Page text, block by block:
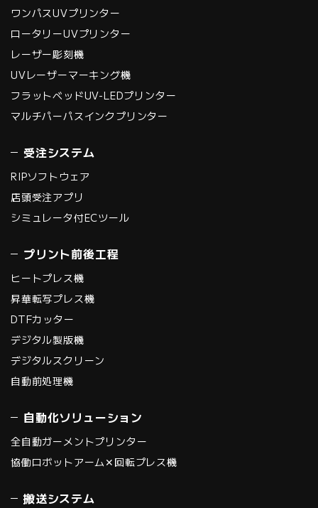
ワンパスUVプリンター
ロータリーUVプリンター
レーザー彫刻機
UVレーザーマーキング機
フラットベッドUV-LEDプリンター
マルチパーパスインクプリンター
受注システム
RIPソフトウェア
店頭受注アプリ
シミュレータ付ECツール
プリント前後工程
ヒートプレス機
昇華転写プレス機
DTFカッター
デジタル製版機
デジタルスクリーン
自動前処理機
自動化ソリューション
全自動ガーメントプリンター
協働ロボットアーム✕回転プレス機
搬送システム